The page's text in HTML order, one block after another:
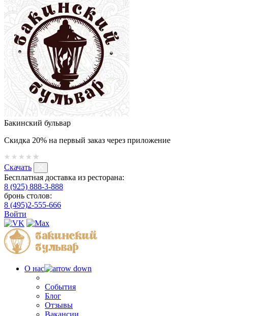
Бакинский бульвар
Скидка 20% на первый заказ через приложение
Скачать
Бесплатная доставка из ресторана:
8 (925) 888-3-888
бронь столов:
8 (495)2-555-666
Войти
О нас
События
Блог
Отзывы
Вакансии